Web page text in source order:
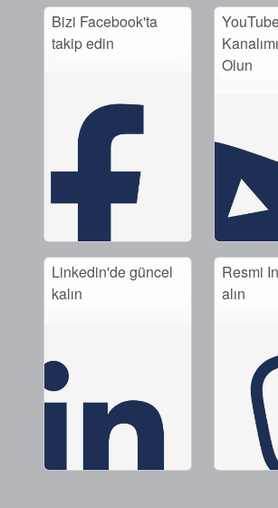
Bizi Facebook'ta
takip edin
Olun
Linkedin'de güncel
kalın
Resmi
alın